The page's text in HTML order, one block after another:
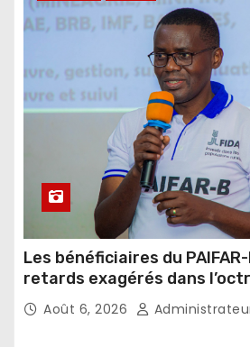
Les bénéficiaires du
retards exagérés dans
agricoles
Août 6, 2026